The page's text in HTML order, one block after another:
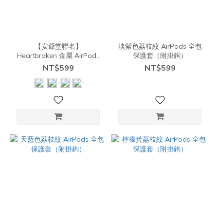
【安爺堂聯名】
Heartbroken 金屬 AirPods
全包保護軟殼（附掛鉤）
NT$599
淡紫色荔枝紋 AirPods 全包
保護套（附掛鉤）
NT$599